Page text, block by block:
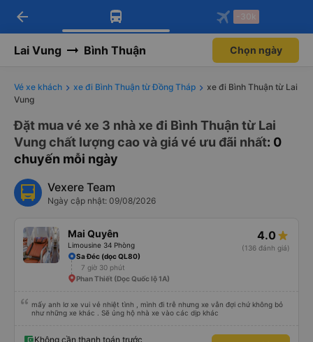
Tải app Vexere ngay!
Nhận ưu đãi thành viên độc
Mở app
Tải app Vexere
-30k/ghế khi đặt vé máy bay qua
Mở app
arrow_back -30k
Lai Vung Bình Thuận Chọn ngày
Vé xe khách xe đi Bình Thuận từ Đồng Tháp
xe đi Bình Thuận từ Lai
Vung
Đặt mua vé xe 3 nhà xe đi Bình Thuận từ Lai
Vung chất lượng cao và giá vé ưu đãi nhất: 0
chuyến mỗi ngày
Vexere Team
Ngày cập nhật: 09/08/2026
Mai Quyên
Limousine 34 Phòng
4.0
(136 đánh giá)
Sa Đéc (dọc QL80)
7 giờ 30 phút
Phan Thiết (Dọc Quốc lộ 1A)
mấy anh lơ xe vui vẻ nhiệt tình , mình đi trễ nhưng xe vẫn đợi chứ không bỏ
như những xe khác . Sẽ ủng hộ nhà xe vào các dịp khác
Không cần thanh toán trước